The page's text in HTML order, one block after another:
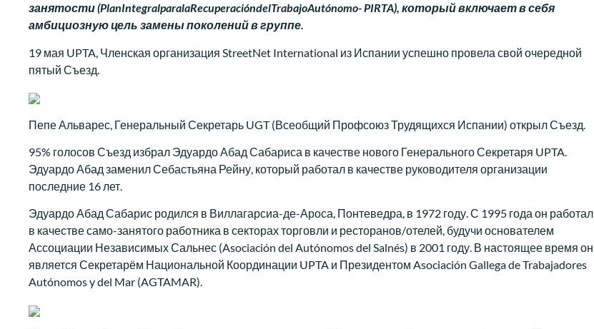
занятости (PlanIntegralparalaRecuperacióndelTrabajoAutónomo- PIRTA), который включает в себя
амбициозную цель замены поколений в группе.
19 мая UPTA, Членская организация StreetNet International из Испании успешно провела свой очередной
пятый Съезд.
Пепе Альварес, Генеральный Секретарь UGT (Всеобщий Профсоюз Трудящихся Испании) открыл Съезд.
95% голосов Съезд избрал Эдуардо Абад Сабариса в качестве нового Генерального Секретаря UPTA.
Эдуардо Абад заменил Себастьяна Рейну, который работал в качестве руководителя организации
последние 16 лет.
Эдуардо Абад Сабарис родился в Виллагарсиа-де-Ароса, Понтеведра, в 1972 году. С 1995 года он работал
в качестве само-занятого работника в секторах торговли и ресторанов/отелей, будучи основателем
Ассоциации Независимых Сальнес (Asociación del Autónomos del Salnés) в 2001 году. В настоящее время он
является Секретарём Национальной Координации UPTA и Президентом Asociación Gallega de Trabajadores
Autónomos y del Mar (AGTAMAR).